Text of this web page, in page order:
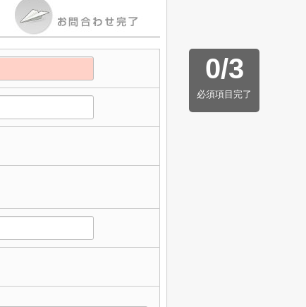
0/3
必須項目完了